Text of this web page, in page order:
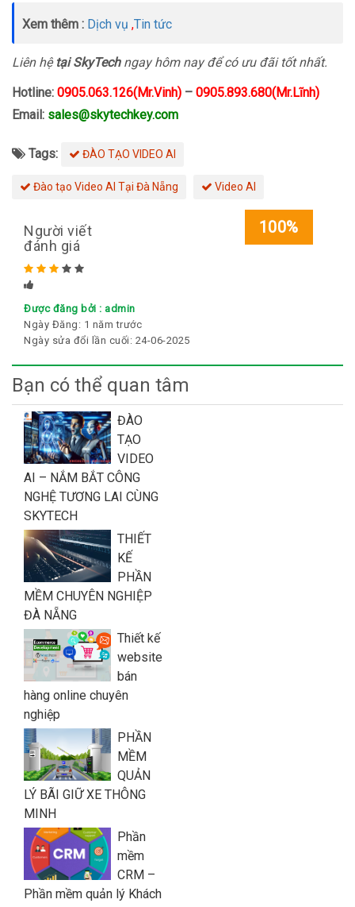
Xem thêm : Dịch vụ ,Tin tức
Liên hệ tại SkyTechngay hôm nay để có ưu đãi tốt nhất.
Hotline: 0905.063.126(Mr.Vinh) – 0905.893.680(Mr.Lĩnh)
Email: sales@skytechkey.com
Tags: ĐÀO TẠO VIDEO AI
Đào tạo Video AI Tại Đà Nẵng Video AI
Người viết
đánh giá
Rated
5
100%
Được đăng bởi : admin
Ngày Đăng: 1 năm trước
Ngày sửa đổi lần cuối: 24-06-2025
Bạn có thể quan tâm
ĐÀO
TẠO
VIDEO
AI – NẮM BẮT CÔNG
NGHỆ TƯƠNG LAI CÙNG
SKYTECH
THIẾT
KẾ
PHẦN
MỀM CHUYÊN NGHIỆP
ĐÀ NẴNG
Thiết kế
website
bán
hàng online chuyên
nghiệp
PHẦN
MỀM
QUẢN
LÝ BÃI GIỮ XE THÔNG
MINH
Phần
mềm
CRM –
Phần mềm quản lý Khách